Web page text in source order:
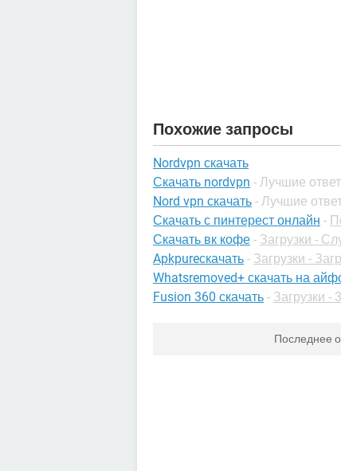
Похожие запросы
Nordvpn скачать
Скачать nordvpn - Лучшие
Nord vpn скачать - Лучшие
Скачать с пинтерест онлайн -
Скачать вк кофе - Загрузки -
Apkpureскачать - Загрузки -
Whatsremoved+ скачать на
Fusion 360 скачать - Загрузки -
Последнее